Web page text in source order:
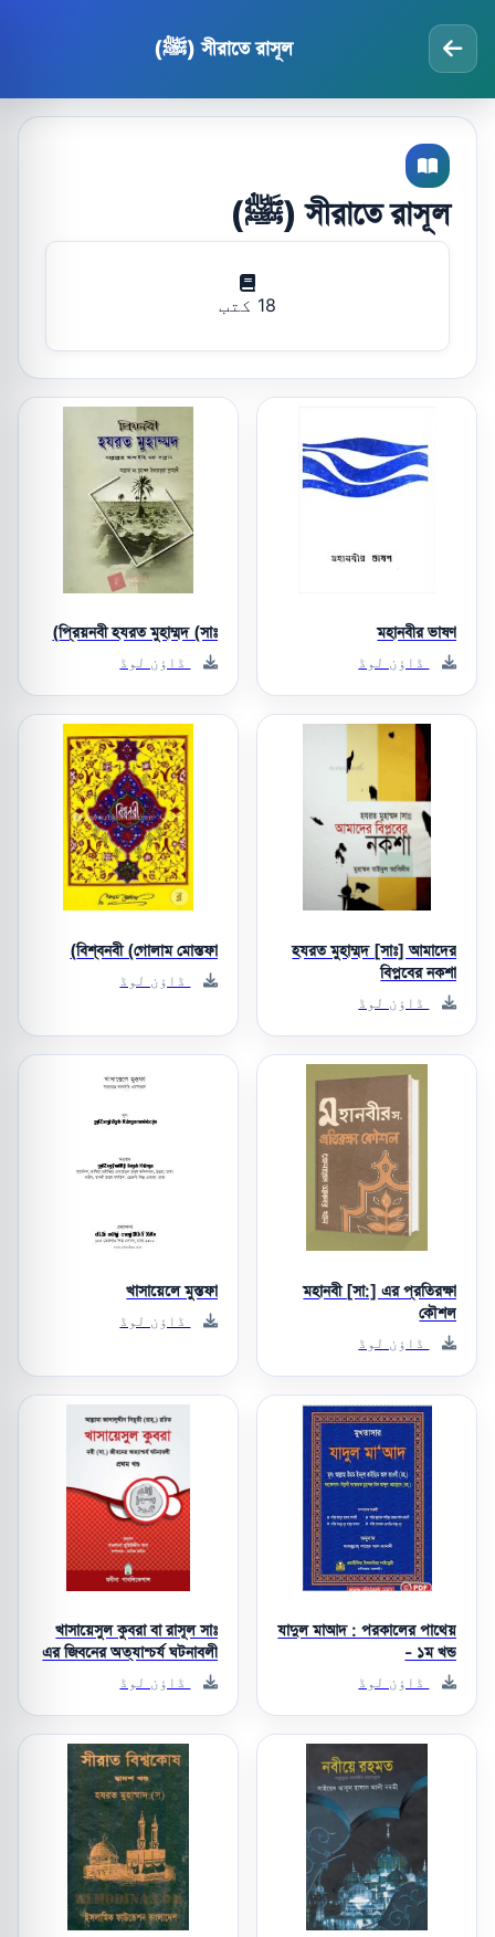
সীরাতে রাসূল (ﷺ)
সীরাতে রাসূল (ﷺ)
18 کتب
মহানবীর ভাষণ
ڈاؤن لوڈ
প্রিয়নবী হযরত মুহাম্মদ (সাঃ)
ڈاؤن لوڈ
হযরত মুহাম্মদ [সাঃ] আমাদের
বিপ্লবের নকশা
ڈاؤن لوڈ
বিশ্বনবী (গোলাম মোস্তফা)
ڈاؤن لوڈ
মহানবী [সা:] এর প্রতিরক্ষা
কৌশল
ڈاؤن لوڈ
খাসায়েলে মুস্তফা
ڈاؤن لوڈ
যাদুল মাআদ : পরকালের পাথেয়
- ১ম খন্ড
ڈاؤن لوڈ
খাসায়েসুল কুবরা বা রাসূল সাঃ
এর জিবনের অত্যাশ্চর্য ঘটনাবলী
ڈاؤن لوڈ